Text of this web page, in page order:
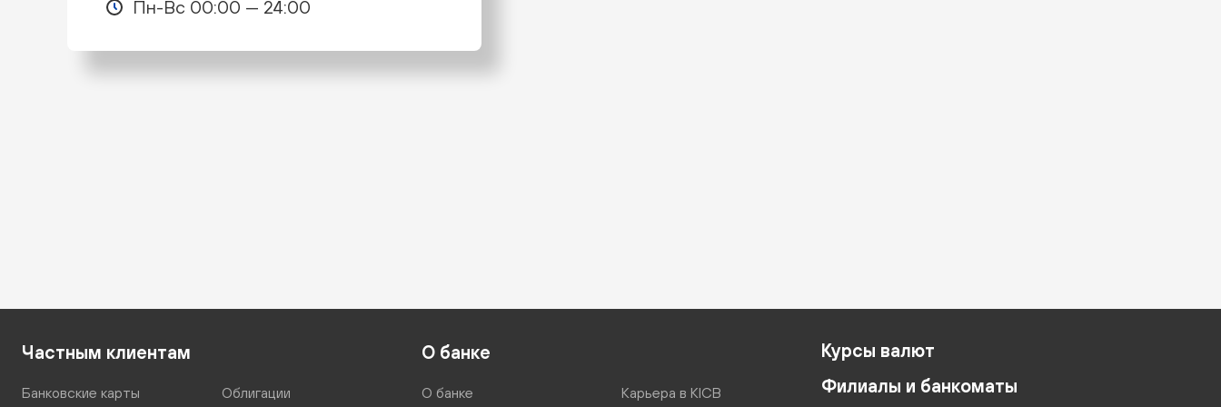
Пн-Вс 00:00 — 24:00
Частным клиентам
Банковские карты Облигации
О банке
О банке Карьера в KICB
Курсы валют
Филиалы и банкоматы